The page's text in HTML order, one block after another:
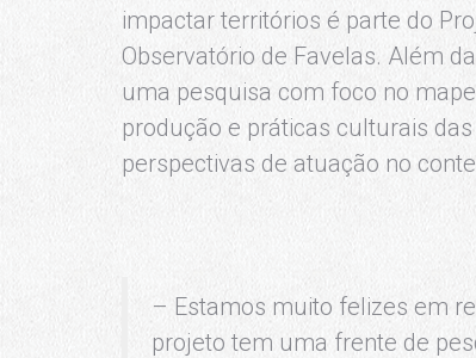
impactar territórios é parte do
Observatório de Favelas. Além
uma pesquisa com foco no
produção e práticas culturais
perspectivas de atuação no
– Estamos muito felizes em
projeto tem uma frente de